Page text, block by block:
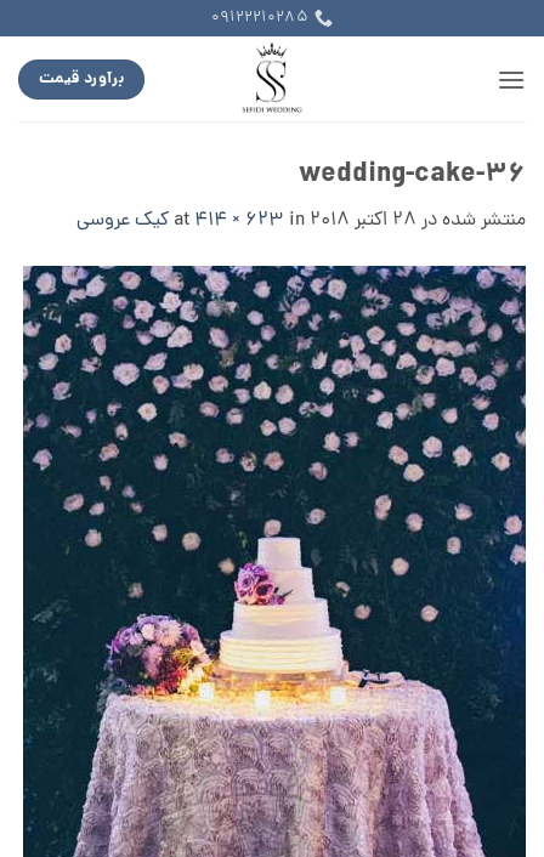
to
content
09122210285
برآورد قیمت
wedding-cake-36
منتشر شده در 28 اکتبر 2018 414 × 623 in کیک عروسی